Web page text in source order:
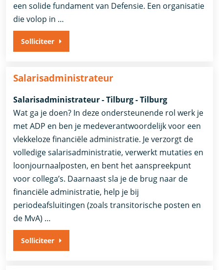
een solide fundament van Defensie. Een organisatie
die volop in …
Solliciteer
Salarisadministrateur
Salarisadministrateur - Tilburg - Tilburg
Wat ga je doen? In deze ondersteunende rol werk je
met ADP en ben je medeverantwoordelijk voor een
vlekkeloze financiële administratie. Je verzorgt de
volledige salarisadministratie, verwerkt mutaties en
loonjournaalposten, en bent het aanspreekpunt
voor collega’s. Daarnaast sla je de brug naar de
financiële administratie, help je bij
periodeafsluitingen (zoals transitorische posten en
de MvA) …
Solliciteer